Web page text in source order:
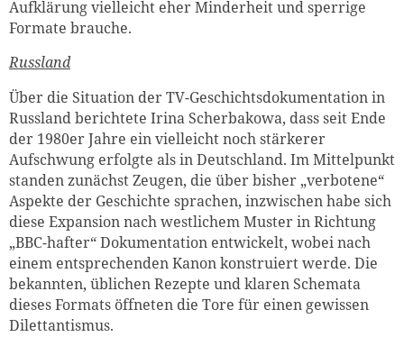
Aufklärung vielleicht eher Minderheit und sperrige
Formate brauche.
Russland
Über die Situation der TV-Geschichtsdokumentation in
Russland berichtete Irina Scherbakowa, dass seit Ende
der 1980er Jahre ein vielleicht noch stärkerer
Aufschwung erfolgte als in Deutschland. Im Mittelpunkt
standen zunächst Zeugen, die über bisher „verbotene“
Aspekte der Geschichte sprachen, inzwischen habe sich
diese Expansion nach westlichem Muster in Richtung
„BBC-hafter“ Dokumentation entwickelt, wobei nach
einem entsprechenden Kanon konstruiert werde. Die
bekannten, üblichen Rezepte und klaren Schemata
dieses Formats öffneten die Tore für einen gewissen
Dilettantismus.